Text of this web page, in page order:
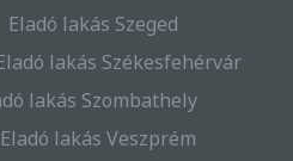
Eladó lakás Szeged
lakás Székesfehérvár
lakás Szombathely
Eladó lakás Veszprém